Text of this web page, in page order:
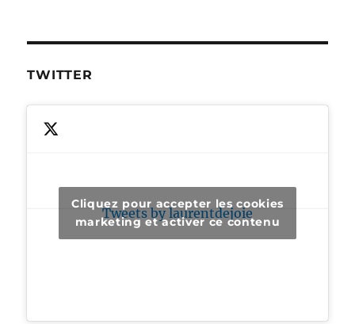
TWITTER
Tweets by laurentdejoie
Cliquez pour accepter les cookies
marketing et activer ce contenu